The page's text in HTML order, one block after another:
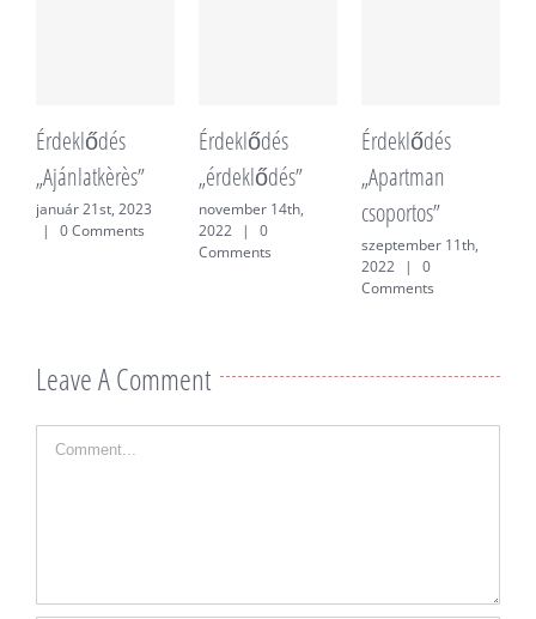
Érdeklődés
„Ajánlatkèrès”
január 21st, 2023
|
0 Comments
Érdeklődés
„érdeklődés”
november 14th,
2022
|
0
Comments
Érdeklődés
„Apartman
csoportos”
szeptember 11th,
2022
|
0
Comments
Leave A Comment
Comment